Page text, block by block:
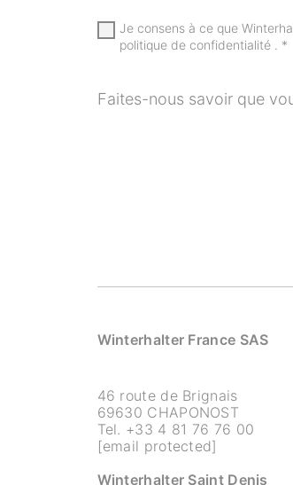
Je consens à ce que
politique de confidentialité . *
Faites-nous savoir que
Winterhalter France SAS
46 route de Brignais
69630 CHAPONOST
Tel. +33 4 81 76 76 00
[email protected]
Winterhalter Saint Denis